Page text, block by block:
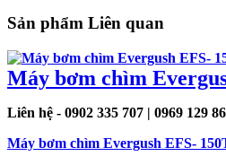
Sản phẩm Liên quan
Máy bơm chìm
Liên hệ - 0902 335 707 | 0969 129
Máy bơm chìm Evergush EFS-